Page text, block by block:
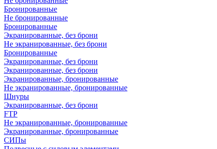
Бронированные
Не бронированные
Бронированные
Экранированные, без брони
Не экранированные, без брони
Бронированные
Экранированные, без брони
Экранированные, без брони
Экранированные, бронированные
Не экранированные, бронированные
Шнуры
Экранированные, без брони
FTP
Не экранированные, бронированные
Экранированные, бронированные
СИПы